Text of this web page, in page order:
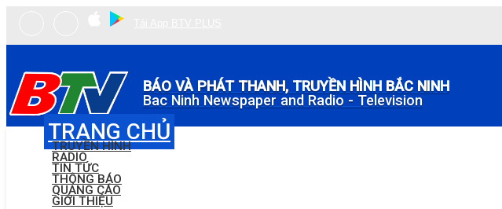
BÁO VÀ PHÁT THANH, TRUYỀN HÌNH BẮC NINH
Bac Ninh Newspaper and Radio - Television
TRANG CHỦ
TRUYỀN HÌNH
RADIO
TIN TỨC
THÔNG BÁO
QUẢNG CÁO
GIỚI THIỆU